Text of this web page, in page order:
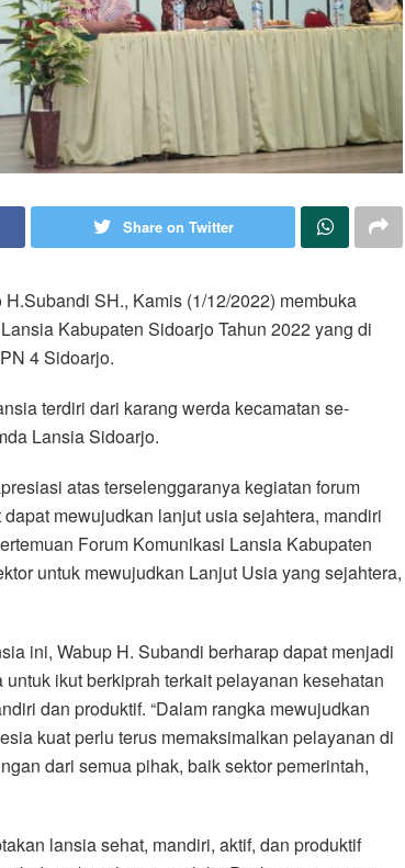
Share on Twitter
SH., Kamis (1/12/2022) membuka
Kabupaten Sidoarjo Tahun 2022 yang di
4 Sidoarjo.
terdiri dari karang werda kecamatan se-
Lansia Sidoarjo.
atas terselenggaranya kegiatan forum
mewujudkan lanjut usia sejahtera, mandiri
Forum Komunikasi Lansia Kabupaten
untuk mewujudkan Lanjut Usia yang sejahtera,
ini, Wabup H. Subandi berharap dapat menjadi
ikut berkiprah terkait pelayanan kesehatan
dan produktif. “Dalam rangka mewujudkan
kuat perlu terus memaksimalkan pelayanan di
dari semua pihak, baik sektor pemerintah,
lansia sehat, mandiri, aktif, dan produktif